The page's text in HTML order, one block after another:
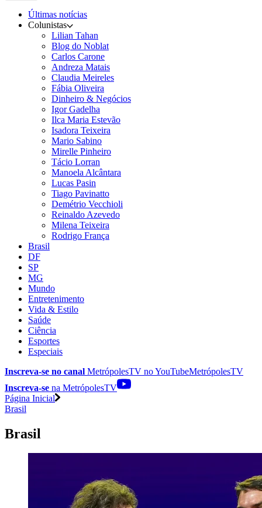
Últimas notícias
Colunistas
Lilian Tahan
Blog do Noblat
Carlos Carone
Andreza Matais
Claudia Meireles
Fábia Oliveira
Dinheiro & Negócios
Igor Gadelha
Ilca Maria Estevão
Isadora Teixeira
Mario Sabino
Mirelle Pinheiro
Tácio Lorran
Manoela Alcântara
Lucas Pasin
Tiago Pavinatto
Demétrio Vecchioli
Reinaldo Azevedo
Milena Teixeira
Rodrigo França
Brasil
DF
SP
MG
Mundo
Entretenimento
Vida & Estilo
Saúde
Ciência
Esportes
Especiais
Inscreva-se no canal MetrópolesTV noYouTubeMetrópolesTV
Inscreva-se na MetrópolesTV
Página Inicial
Brasil
Brasil